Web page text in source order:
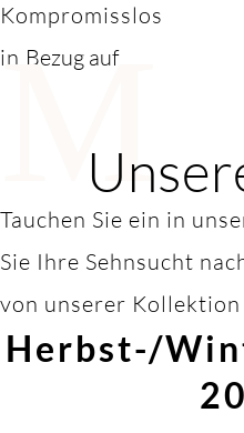
Kompromisslos
in Bezug auf
M
Tauchen Sie ein in
Sie Ihre Sehnsucht
von unserer
Herbst-/